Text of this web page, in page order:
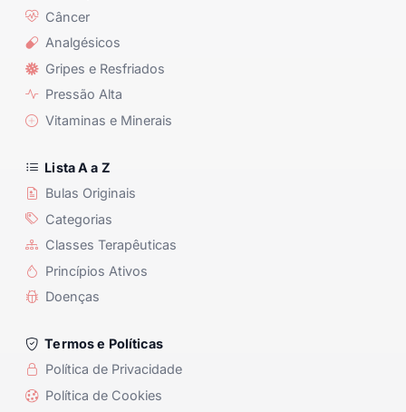
Câncer
Analgésicos
Gripes e Resfriados
Pressão Alta
Vitaminas e Minerais
Lista A a Z
Bulas Originais
Categorias
Classes Terapêuticas
Princípios Ativos
Doenças
Termos e Políticas
Política de Privacidade
Política de Cookies